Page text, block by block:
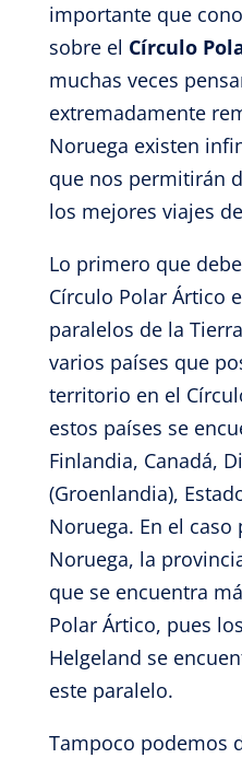
importante que
sobre el Círculo
muchas veces
extremadamente
Noruega existen
que nos permitirán
los mejores viajes
Lo primero que
Círculo Polar Ártico
paralelos de la
varios países que
territorio en el
estos países se
Finlandia, Canadá,
(Groenlandia),
Noruega. En el
Noruega, la
que se encuentra
Polar Ártico, pues
Helgeland se
este paralelo.
Tampoco podemos